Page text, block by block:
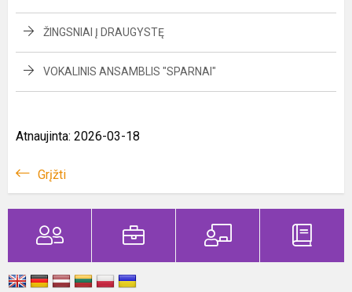
ŽINGSNIAI Į DRAUGYSTĘ
VOKALINIS ANSAMBLIS "SPARNAI"
Atnaujinta: 2026-03-18
Grįžti